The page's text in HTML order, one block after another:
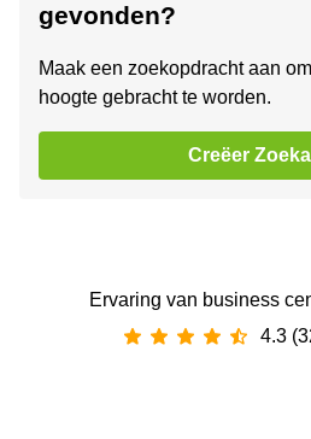
gevonden?
Maak een zoekopdracht aan
hoogte gebracht te worden.
Creëer
Ervaring van ‪business
4.3